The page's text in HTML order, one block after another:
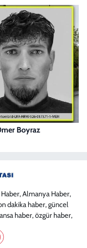
Boyraz
Almanya Haber,
dakika haber, güncel
haber, özgür haber,